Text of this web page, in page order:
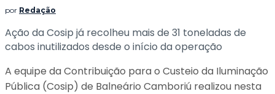
por Redação
Ação da Cosip já recolheu mais de 31 toneladas de
cabos inutilizados desde o início da operação
A equipe da Contribuição para o Custeio da Iluminação
Pública (Cosip) de Balneário Camboriú realizou nesta